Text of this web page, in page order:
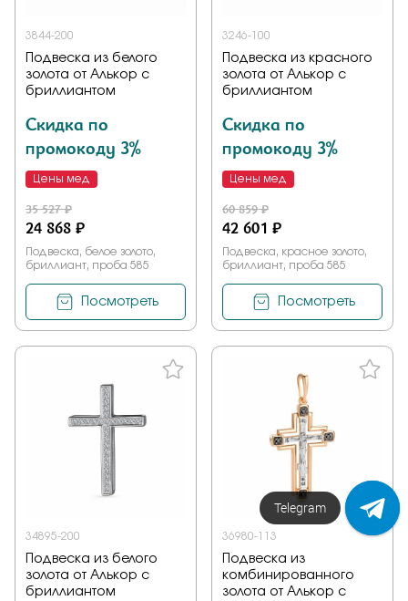
3844-200
Подвеска из белого
золота от Алькор с
бриллиантом
Скидка по
промокоду 3%
Цены мед
35 527 ₽
24 868 ₽
Подвеска, белое золото,
бриллиант, проба 585
Посмотреть
3246-100
Подвеска из красного
золота от Алькор с
бриллиантом
Скидка по
промокоду 3%
Цены мед
60 859 ₽
42 601 ₽
Подвеска, красное золото,
бриллиант, проба 585
Посмотреть
34895-200
Подвеска из белого
золота от Алькор с
бриллиантом
36980-113
Подвеска из
комбинированного
золота от Алькор с
Напишите нам!